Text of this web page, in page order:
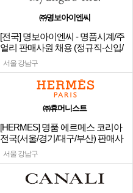
㈜명보아이엔씨
[전국] 명보아이엔씨 - 명품시계/주
얼리 판매사원 채용 (정규직-신입/
경력)
서울 강남구
㈜휴머니스트
[HERMES] 명품 에르메스 코리아
전국(서울/경기/대구/부산) 판매사
원
서울 강남구